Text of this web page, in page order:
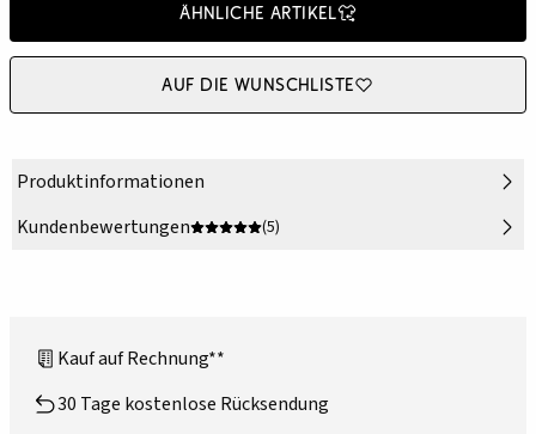
Ähnliche Artikel
Auf die Wunschliste
Produktinformationen
Kundenbewertungen
(5)
Kauf auf Rechnung**
30 Tage kostenlose Rücksendung